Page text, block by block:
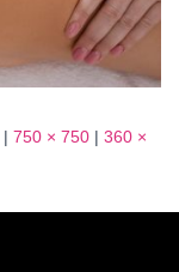
| 750 × 750 | 360 ×